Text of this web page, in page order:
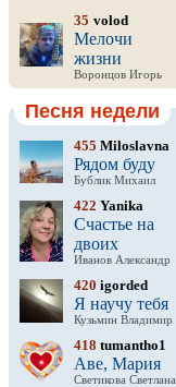
35 volod
Мелочи
жизни
Воронцов Игорь
Песня недели
455 Miloslavna
Рядом буду
Бублик Михаил
422 Yanika
Счастье на
двоих
Иванов Александр
420 igorded
Я научу тебя
Кузьмин Владимир
418 tumantho1
Аве, Мария
Светикова Светлана